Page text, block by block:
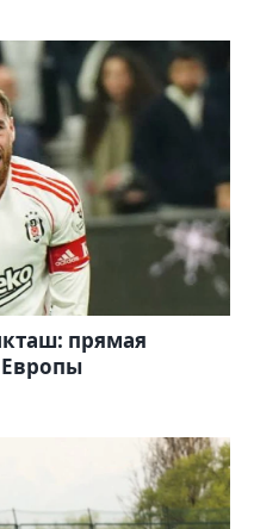
прямая